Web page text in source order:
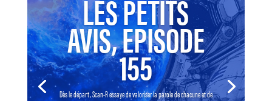
LES PETITS
AVIS, EPISODE
155
Dès le départ, Scan-R essaye de valoriser la parole de chacune et de